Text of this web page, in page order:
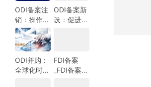
ODI备案注
销：操作指
南与注意事
项
ODI备案新
设：促进中
ODI并购：
全球化时代
FDI备案
_FDI备案指